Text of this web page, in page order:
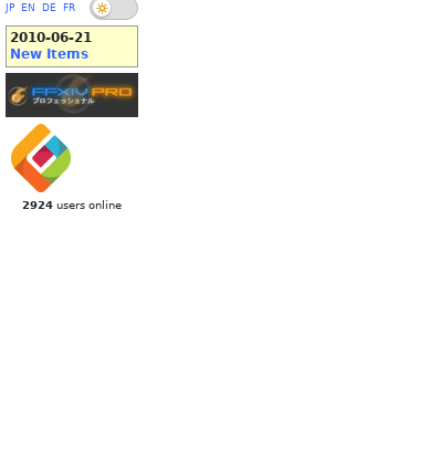
JP EN DE FR
2010-06-21
New Items
2924 users online